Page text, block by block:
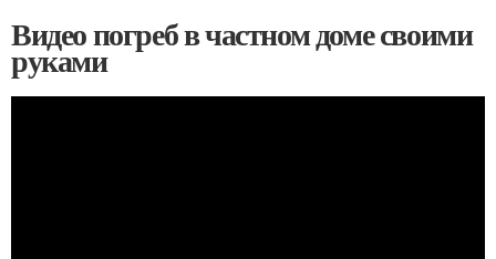
Видео погреб в частном доме своими
руками